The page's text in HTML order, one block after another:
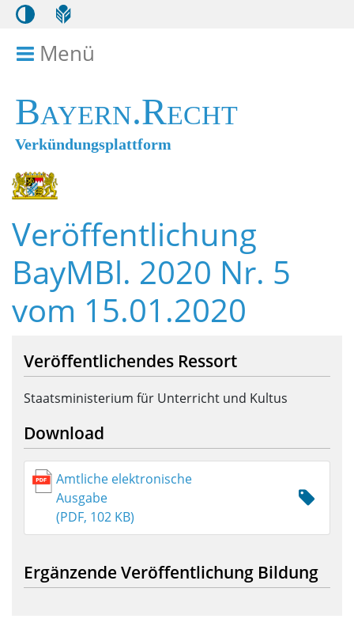
Menü
Bayern.Recht
Verkündungsplattform
Veröffentlichung
BayMBl. 2020 Nr. 5
vom 15.01.2020
Veröffentlichendes Ressort
Staatsministerium für Unterricht und Kultus
Download
Amtliche elektronische
Ausgabe
(PDF, 102 KB)
Ergänzende Veröffentlichung Bildung